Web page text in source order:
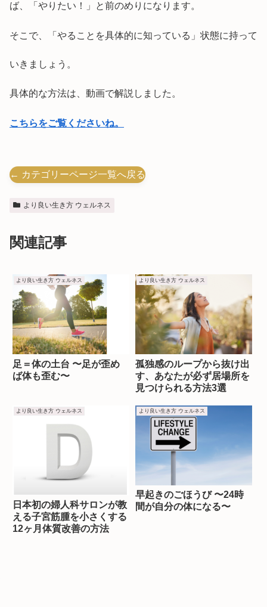
ば、「やりたい！」と前のめりになります。
そこで、「やることを具体的に知っている」状態に持って
いきましょう。
具体的な方法は、動画で解説しました。
こちらをご覧くださいね。
← カテゴリーページ一覧へ戻る
より良い生き方 ウェルネス
関連記事
より良い生き方 ウェルネス
足＝体の土台 〜足が歪め
ば体も歪む〜
より良い生き方 ウェルネス
孤独感のループから抜け出
す、あなたが必ず居場所を
見つけられる方法3選
より良い生き方 ウェルネス
日本初の婦人科サロンが教
える子宮筋腫を小さくする
12ヶ月体質改善の方法
より良い生き方 ウェルネス
早起きのごほうび 〜24時
間が自分の体になる〜